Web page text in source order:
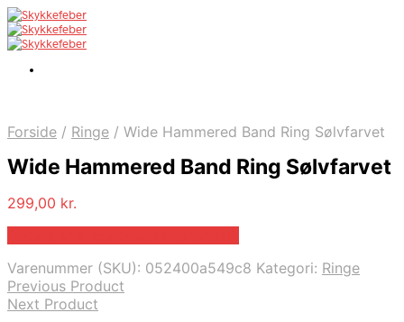
Forside / Ringe / Wide Hammered Band Ring Sølvfarvet
Wide Hammered Band Ring Sølvfarvet
299,00 kr.
Varenummer (SKU): 052400a549c8 Kategori: Ringe
Previous Product
Next Product